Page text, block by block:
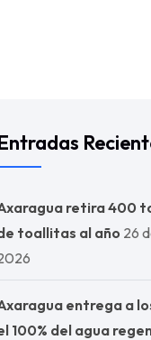
retira 400
toallitas al año 26
entrega a
100% del agua